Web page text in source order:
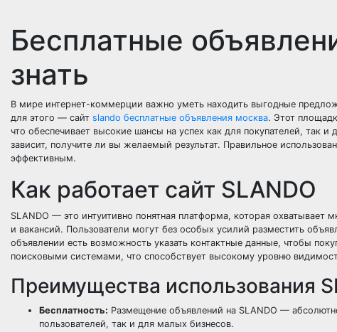
Бесплатные
знать
В мире интернет-коммерции важно уметь находить выгодные
для этого — сайт slando бесплатные объявления москва. Этот
что обеспечивает высокие шансы на успех как для покупателей, так
зависит, получите ли вы желаемый результат. Правильное
эффективным.
Как работает сайт SLANDO
SLANDO — это интуитивно понятная платформа, которая
и вакансий. Пользователи могут без особых усилий разместить
объявлении есть возможность указать контактные данные, чтобы
поисковыми системами, что способствует высокому уровню
Преимущества использования
Бесплатность: Размещение объявлений на SLANDO —
пользователей, так и для малых бизнесов.